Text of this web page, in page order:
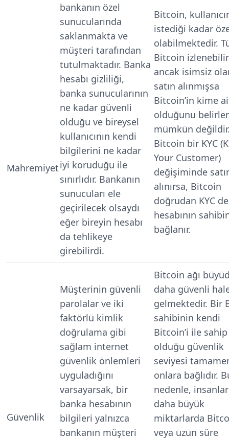
Mahremiyet
bankanın özel
sunucularında
saklanmakta ve
müşteri tarafından
tutulmaktadır. Banka
hesabı gizliliği,
banka sunucularının
ne kadar güvenli
olduğu ve bireysel
kullanıcının kendi
bilgilerini ne kadar
iyi koruduğu ile
sınırlıdır. Bankanın
sunucuları ele
geçirilecek olsaydı
eğer bireyin hesabı
da tehlikeye
girebilirdi.
Bitcoin,
istediği kadar
olabilmektedir.
Bitcoin izlenebilir
ancak isimsiz
satın alınmışsa
Bitcoin’in kime
olduğunu
mümkün
Bitcoin bir KYC
Your Customer)
değişiminde
alınırsa, Bitcoin
doğrudan KYC
hesabının
bağlanır.
Güvenlik
Müşterinin güvenli
parolalar ve iki
faktörlü kimlik
doğrulama gibi
sağlam internet
güvenlik önlemleri
uyguladığını
varsayarsak, bir
banka hesabının
bilgileri yalnızca
bankanın müşteri
Bitcoin ağı
daha güvenli
gelmektedir. Bir
sahibinin kendi
Bitcoin’i ile sahip
olduğu güvenlik
seviyesi
onlara bağlıdır.
nedenle,
daha büyük
miktarlarda
veya uzun süre